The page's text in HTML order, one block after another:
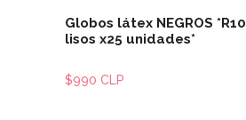
Globos látex NEGROS *R10
lisos x25 unidades*
$990 CLP